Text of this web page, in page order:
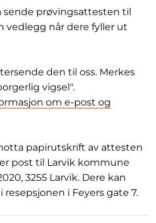
sende prøvingsattesten til
vedlegg når dere fyller ut
den til oss. Merkes
vigsel".
om e-post og
papirutskrift av attesten
post til Larvik kommune
3255 Larvik. Dere kan
i Feyers gate 7.